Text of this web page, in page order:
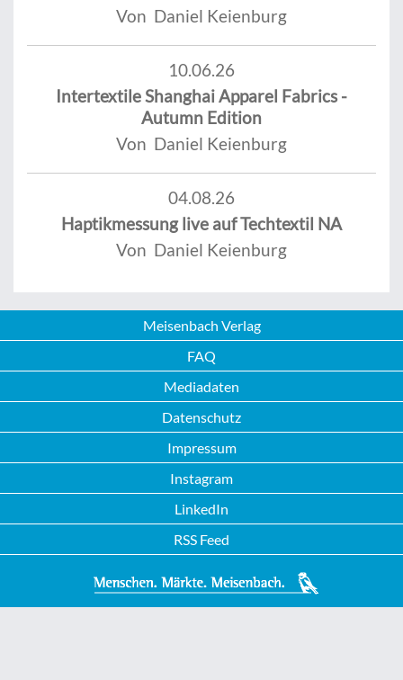
Von Daniel Keienburg
10.06.26
Intertextile Shanghai Apparel Fabrics -
Autumn Edition
Von Daniel Keienburg
04.08.26
Haptikmessung live auf Techtextil NA
Von Daniel Keienburg
Meisenbach Verlag
FAQ
Mediadaten
Datenschutz
Impressum
Instagram
LinkedIn
RSS Feed